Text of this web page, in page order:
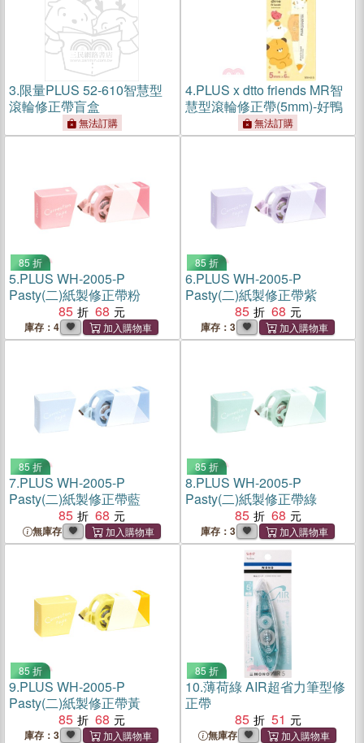
3.限量PLUS 52-610智慧型
滾輪修正帶盲盒
無法訂購
4.PLUS x dtto friends MR智
慧型滾輪修正帶(5mm)-好鴨
無法訂購
85 折
5.PLUS WH-2005-P
Pasty(二)紙製修正帶粉
85
68
庫存：4
85 折
6.PLUS WH-2005-P
Pasty(二)紙製修正帶紫
85
68
庫存：3
85 折
7.PLUS WH-2005-P
Pasty(二)紙製修正帶藍
85
68
無庫存
85 折
8.PLUS WH-2005-P
Pasty(二)紙製修正帶綠
85
68
庫存：3
85 折
9.PLUS WH-2005-P
Pasty(二)紙製修正帶黃
85
68
庫存：3
85 折
10.薄荷綠 AIR超省力筆型修
正帶
85
51
無庫存